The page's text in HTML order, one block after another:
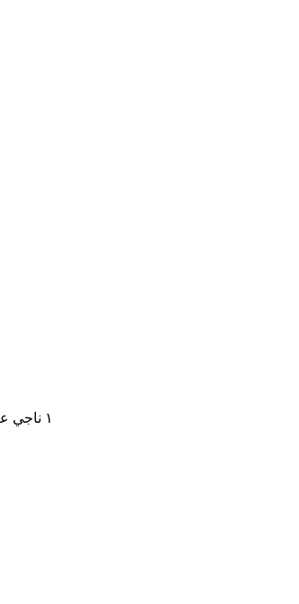
١ ناجي عيسي الطحاوي ,خلف بنزينه توتال مصطفي النحاس بجوار مدرسه المنهل ,المنطقه التاسعه مدينه نصر,محافظه القاهره